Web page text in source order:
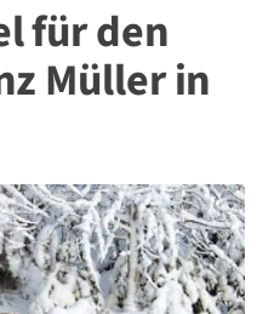
für den
Müller in